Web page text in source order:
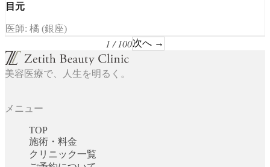
目元
医師: 橘 (銀座)
1 / 100次へ →
美容医療で、人生を明るく。
メニュー
TOP
施術・料金
クリニック一覧